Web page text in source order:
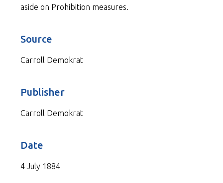
aside on Prohibition measures.
Source
Carroll Demokrat
Publisher
Carroll Demokrat
Date
4 July 1884